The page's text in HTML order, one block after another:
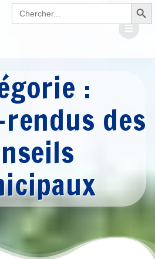
Search Search Button
Passer
au
:
des